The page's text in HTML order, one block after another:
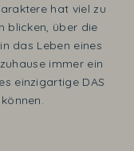
hat viel zu
blicken, über die
das Leben eines
immer ein
einzigartige DAS